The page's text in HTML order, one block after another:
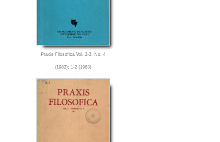
Praxis Filosófica Vol. 2-3, No. 4
(1982); 1-2 (1983)